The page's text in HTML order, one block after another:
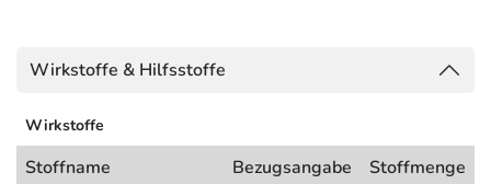
Wirkstoffe & Hilfsstoffe
Wirkstoffe
Stoffname Bezugsangabe Stoffmenge